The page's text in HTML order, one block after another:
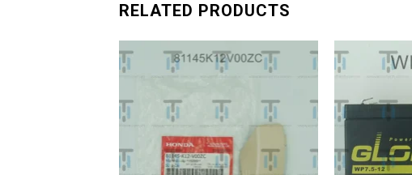
RELATED PRODUCTS